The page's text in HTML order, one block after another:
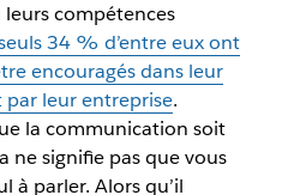
compétences
34 % d’entre eux ont
encouragés dans leur
leur entreprise.
la communication soit
ne signifie pas que vous
à parler. Alors qu’il